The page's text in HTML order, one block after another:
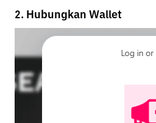
2. Hubungkan Wallet